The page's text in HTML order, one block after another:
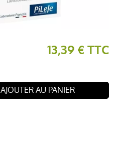
13,39 € TTC
AJOUTER AU PANIER